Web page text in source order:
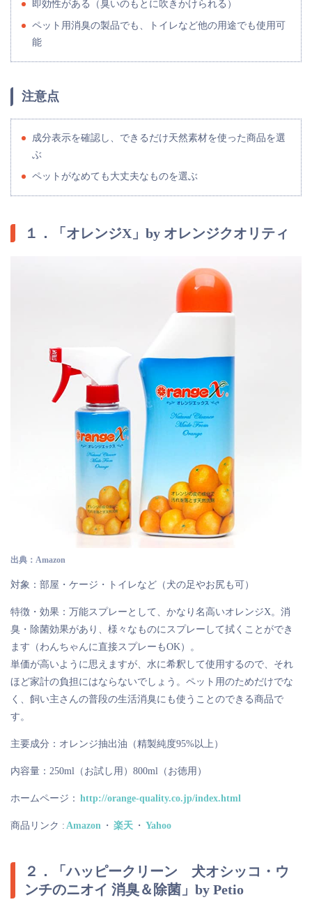
即効性がある（臭いのもとに吹きかけられる）
ペット用消臭の製品でも、トイレなど他の用途でも使用可
能
注意点
成分表示を確認し、できるだけ天然素材を使った商品を選
ぶ
ペットがなめても大丈夫なものを選ぶ
１．「オレンジX」by オレンジクオリティ
出典：Amazon
対象：部屋・ケージ・トイレなど（犬の足やお尻も可）
特徴・効果：万能スプレーとして、かなり名高いオレンジX。消
臭・除菌効果があり、様々なものにスプレーして拭くことができ
ます（わんちゃんに直接スプレーもOK）。
単価が高いように思えますが、水に希釈して使用するので、それ
ほど家計の負担にはならないでしょう。ペット用のためだけでな
く、飼い主さんの普段の生活消臭にも使うことのできる商品で
す。
主要成分：オレンジ抽出油（精製純度95%以上）
内容量：250ml（お試し用）800ml（お徳用）
ホームページ： http://orange-quality.co.jp/index.html
商品リンク : Amazon ・ 楽天 ・ Yahoo
２．「ハッピークリーン 犬オシッコ・ウ
ンチのニオイ 消臭＆除菌」by Petio